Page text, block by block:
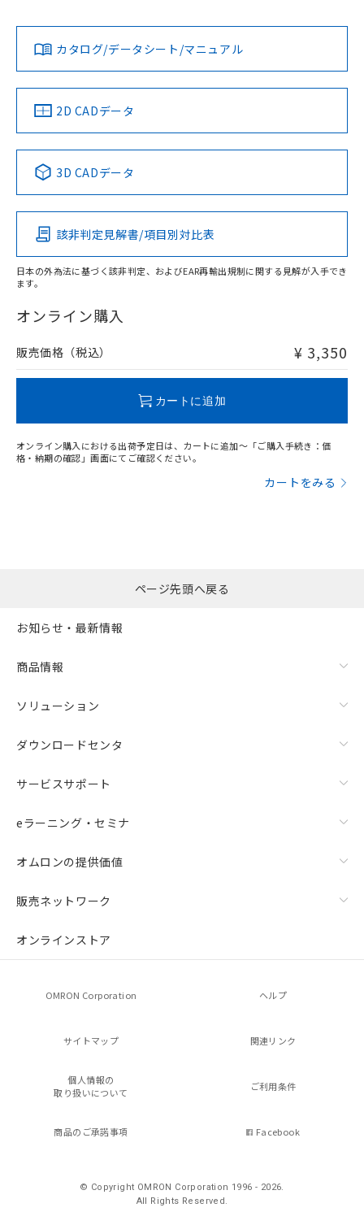
ダウンロードデータをご利用いただく前に、以下を必ずお読
みください。
ソフトウェアの使用条件
対応済み
中国 RoHS 注意事項・凡例
Pb Hg Cd Cr(VI)
O
在庫等で未対応品が混在する可能性があります。
問い合わせください。
カタログ/データシート/マニュアル
2D CADデータ
3D CADデータ
該非判定見解書/項目別対比表
日本の外為法に基づく該非判定、およびEAR再輸出規制に関する見解が入手でき
ます。
オンライン購入
販売価格（税込） ¥ 3,350
カートに追加
オンライン購入における出荷予定日は、カートに追加～「ご購入手続き：価
格・納期の確認」画面にてご確認ください。
カートをみる
ページ先頭へ戻る
お知らせ・最新情報
商品情報
ソリューション
ダウンロードセンタ
サービスサポート
eラーニング・セミナ
オムロンの提供価値
販売ネットワーク
オンラインストア
OMRON Corporation ヘルプ
サイトマップ 関連リンク
個人情報の
取り扱いについて
ご利用条件
商品のご承諾事項 Facebook
© Copyright OMRON Corporation 1996 - 2026.
All Rights Reserved.